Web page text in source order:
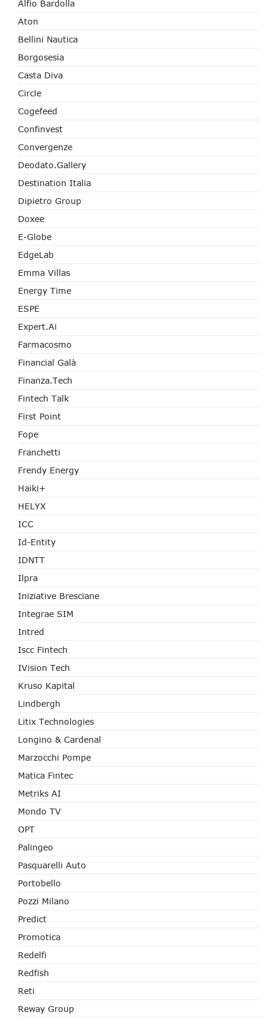
Alfio Bardolla
Aton
Bellini Nautica
Borgosesia
Casta Diva
Circle
Cogefeed
Confinvest
Convergenze
Deodato.Gallery
Destination Italia
Dipietro Group
Doxee
E-Globe
EdgeLab
Emma Villas
Energy Time
ESPE
Expert.ai
Farmacosmo
Financial Galà
Finanza.tech
Fintech Talk
First Point
Fope
Franchetti
Frendy Energy
Haiki+
HELYX
ICC
Id-Entity
IDNTT
Ilpra
Iniziative Bresciane
Integrae SIM
Intred
Iscc Fintech
IVision Tech
Kruso Kapital
Lindbergh
Litix Technologies
Longino & Cardenal
Marzocchi Pompe
Matica Fintec
Metriks AI
Mondo TV
OPT
Palingeo
Pasquarelli Auto
Portobello
Pozzi Milano
Predict
Promotica
Redelfi
Redfish
Reti
Reway Group